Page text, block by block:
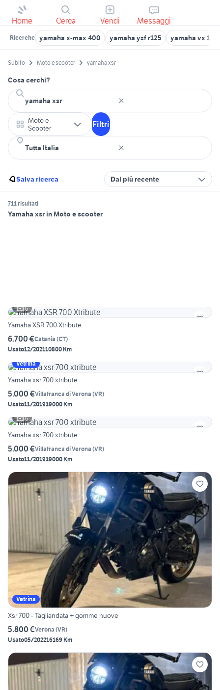
Home Cerca Vendi Messaggi
Ricerche yamaha x-max 400 yamaha yzf r125 yamaha vx
Subito Moto e scooter yamaha xsr
Cosa cerchi?
Moto e
Scooter
Filtri
Salva ricerca Dal più recente
711 risultati
Yamaha xsr in Moto e scooter
6
Yamaha XSR 700 Xtribute
6.700 €Catania (CT)
Usato12/202110800 Km
Vetrina
Yamaha xsr 700 xtribute
5.000 €Villafranca di Verona (VR)
Usato11/201919000 Km
6
Yamaha xsr 700 xtribute
5.000 €Villafranca di Verona (VR)
Usato11/201919000 Km
Vetrina
Xsr 700 - Tagliandata + gomme nuove
5.800 €Verona (VR)
Usato05/202216169 Km